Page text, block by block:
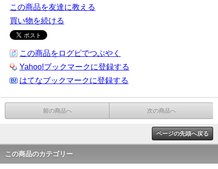
この商品を友達に教える
買い物を続ける
この商品をログピでつぶやく
Yahoo!ブックマークに登録する
はてなブックマークに登録する
前の商品へ 次の商品へ
ページの先頭へ戻る
この商品のカテゴリー